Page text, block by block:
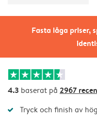
Fasta låga priser,
4.3 baserat på 2967
Tryck och finish av